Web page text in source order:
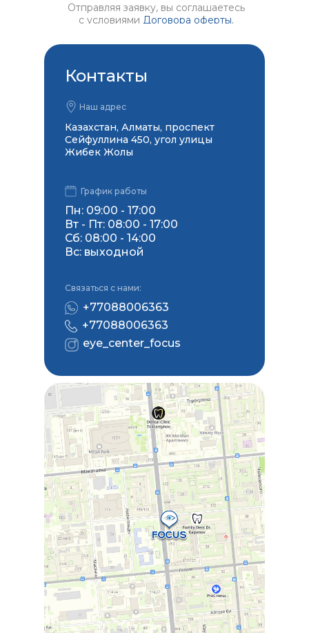
Отправляя заявку, вы соглашаетесь
с условиями Договора оферты.
Контакты
Связаться с нами:
+77088006363
eye_center_focus
+77088006363
Наш адрес
Казахстан, Алматы, проспект
Сейфуллина 450, угол улицы
Жибек Жолы
График работы
Пн: 09:00 - 17:00
Вт - Пт: 08:00 - 17:00
Сб: 08:00 - 14:00
Вс: выходной